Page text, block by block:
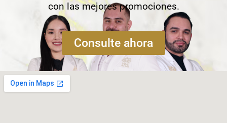
con las mejores promociones.
Consulte ahora